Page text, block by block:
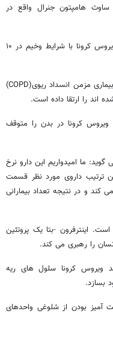
ساوث هامپتون جنرال واقع در
در ادامه آزمایش ها حدود ۱۰۰ بیمار مبتلا به ویروس کرونا با شرایط وخیم در ۱۰
این داروی استنشاقی تا کنون نرخ بهبود آسم و بیماری مزمن انسداد ریوی(COPD)
اند را ارتقا داده است.
ویروس کرونا در بدن را متوقف
ما امیدواریم این دارو نرخ
ترتیب داروی مورد نظر قسمت
کند و در نتیجه تعداد بیمارانی
اینترفرون -بتا یک پروتئین
را رهبری می کند.
ویروس کرونا سلول های ریه
بسازد.
آمیز بودن از شلوغی واحدهای